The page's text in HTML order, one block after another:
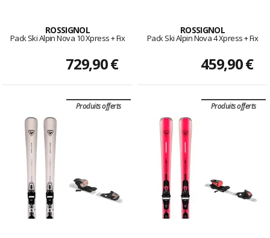
ROSSIGNOL
Pack Ski Alpin Nova 10 Xpress + Fix
729,90 €
ROSSIGNOL
Pack Ski Alpin Nova 4 Xpress + Fix
459,90 €
Produits offerts Produits offerts